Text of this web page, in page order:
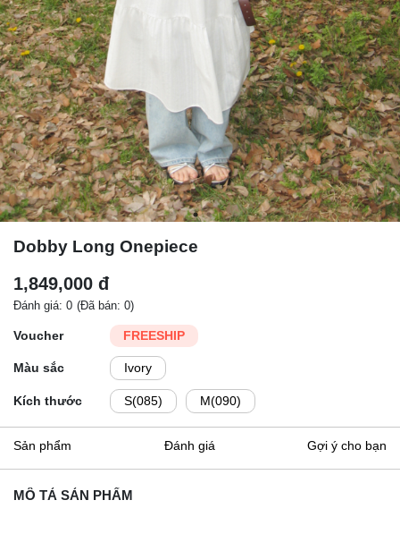
Dobby Long Onepiece
1,849,000 đ
Đánh giá: 0 (Đã bán: 0)
Voucher FREESHIP
Màu sắc Ivory
Kích thước S(085) M(090)
Sản phẩm Đánh giá Gợi ý cho bạn
MÔ TẢ SẢN PHẨM